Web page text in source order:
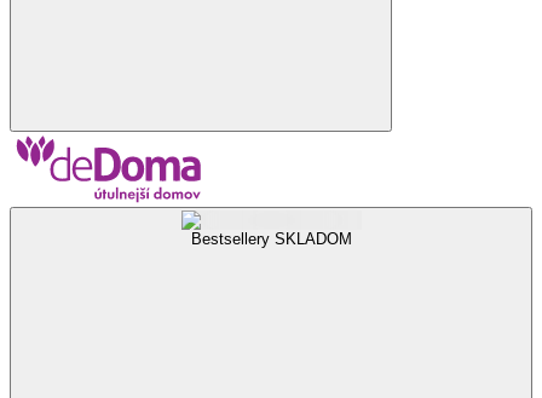
Bestsellery SKLADOM